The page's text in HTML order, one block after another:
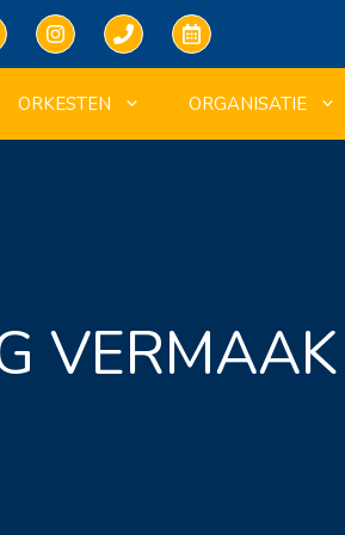
ORKESTEN ORGANISATIE
VERMAAK